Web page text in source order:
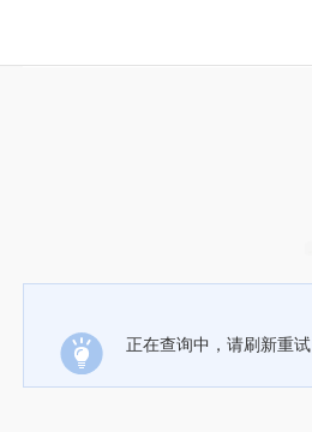
正在查询中，请刷新重试